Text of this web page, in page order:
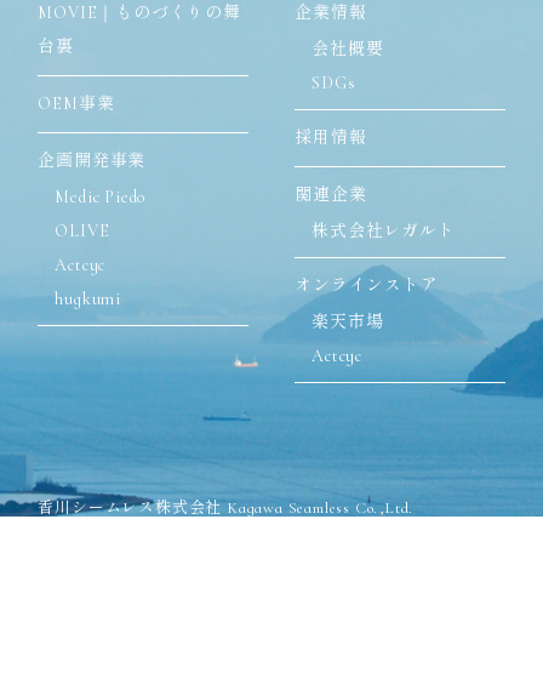
香川シームレス株式会社 Kagawa Seamless Co.,Ltd.
MOVIE｜ものづくりの舞
台裏
OEM事業
企画開発事業
Medic Piedo
OLIVE
Actcyc
hugkumi
企業情報
会社概要
SDGs
採用情報
関連企業
株式会社レガルト
オンラインストア
楽天市場
Actcyc